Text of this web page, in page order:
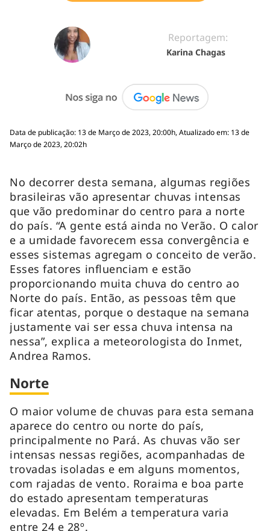
Reportagem:
Karina Chagas
Data de publicação: 13 de Março de 2023, 20:00h, Atualizado em: 13 de
Março de 2023, 20:02h
No decorrer desta semana, algumas regiões
brasileiras vão apresentar chuvas intensas
que vão predominar do centro para a norte
do país. “A gente está ainda no Verão. O calor
e a umidade favorecem essa convergência e
esses sistemas agregam o conceito de verão.
Esses fatores influenciam e estão
proporcionando muita chuva do centro ao
Norte do país. Então, as pessoas têm que
ficar atentas, porque o destaque na semana
justamente vai ser essa chuva intensa na
nessa”, explica a meteorologista do Inmet,
Andrea Ramos.
Norte
O maior volume de chuvas para esta semana
aparece do centro ou norte do país,
principalmente no Pará. As chuvas vão ser
intensas nessas regiões, acompanhadas de
trovadas isoladas e em alguns momentos,
com rajadas de vento. Roraima e boa parte
do estado apresentam temperaturas
elevadas. Em Belém a temperatura varia
entre 24 e 28º.